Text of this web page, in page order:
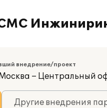
внедрение/проект
– Центральный
Другие внедрения